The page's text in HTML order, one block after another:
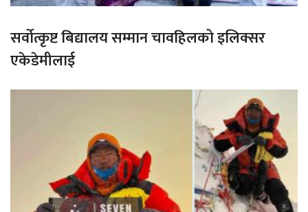
सर्वोत्कृष्ट बिद्यालय सम्मान चावहिलको इलिक्सर
एकेडेमीलाई